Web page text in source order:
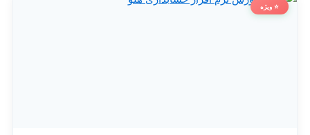
⭐ ویژه